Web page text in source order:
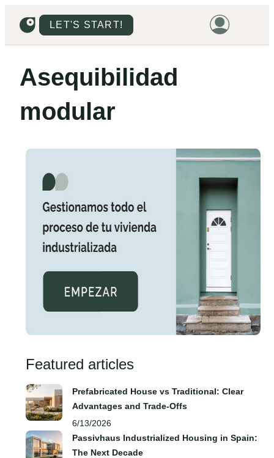
LET'S START!
PROJECTS
PRICES
Asequibilidad
modular
Featured articles
Prefabricated House vs Traditional: Clear
Advantages and Trade‑Offs
6/13/2026
Passivhaus Industrialized Housing in Spain:
The Next Decade